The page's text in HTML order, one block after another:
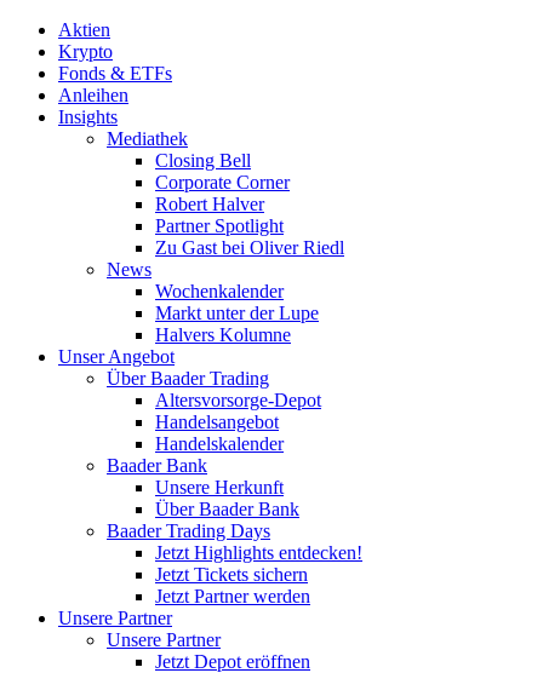
Aktien
Krypto
Fonds & ETFs
Anleihen
Insights
Mediathek
Closing Bell
Corporate Corner
Robert Halver
Partner Spotlight
Zu Gast bei Oliver Riedl
News
Wochenkalender
Markt unter der Lupe
Halvers Kolumne
Unser Angebot
Über Baader Trading
Altersvorsorge-Depot
Handelsangebot
Handelskalender
Baader Bank
Unsere Herkunft
Über Baader Bank
Baader Trading Days
Jetzt Highlights entdecken!
Jetzt Tickets sichern
Jetzt Partner werden
Unsere Partner
Unsere Partner
Jetzt Depot eröffnen